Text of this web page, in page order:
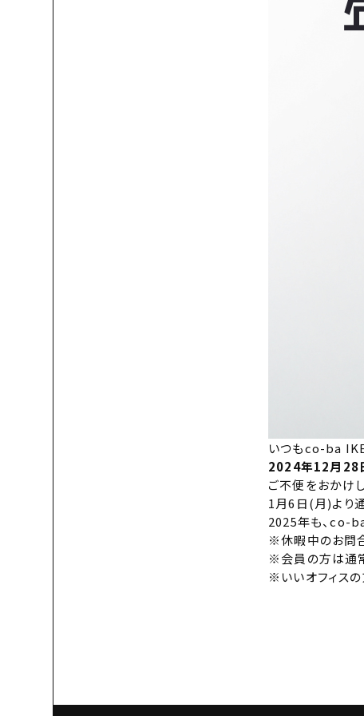
いつもco-ba
2024年12月28
ご不便をおかけ
1月6日(月)より
2025年も、co-
※休暇中のお問
※会員の方は通
※いいオフィス